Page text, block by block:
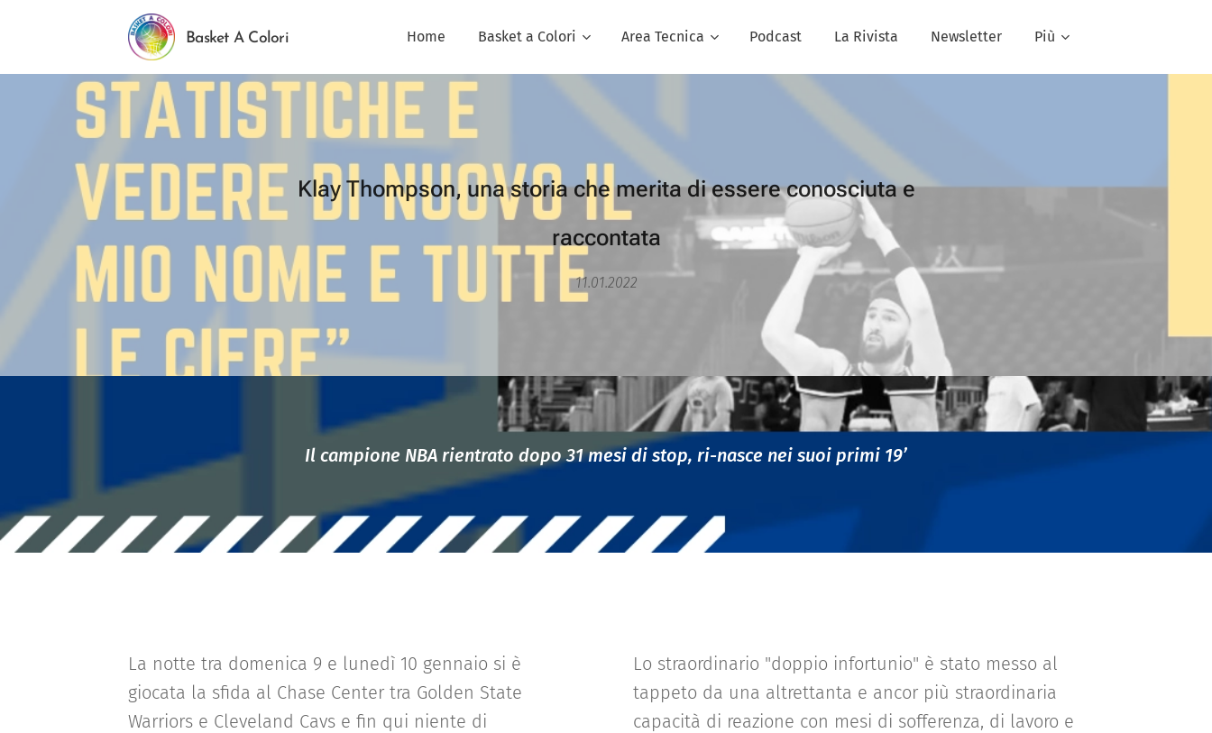
Basket A Colori Home Basket a Colori Area Tecnica Podcast La Rivista Newsletter Più
Klay Thompson, una storia che merita di essere conosciuta e
raccontata
11.01.2022
Il campione NBA rientrato dopo 31 mesi di stop, ri-nasce nei suoi primi 19’
La notte tra domenica 9 e lunedì 10 gennaio si è
giocata la sfida al Chase Center tra Golden State
Warriors e Cleveland Cavs e fin qui niente di
Lo straordinario "doppio infortunio" è stato messo al
tappeto da una altrettanta e ancor più straordinaria
capacità di reazione con mesi di sofferenza, di lavoro e